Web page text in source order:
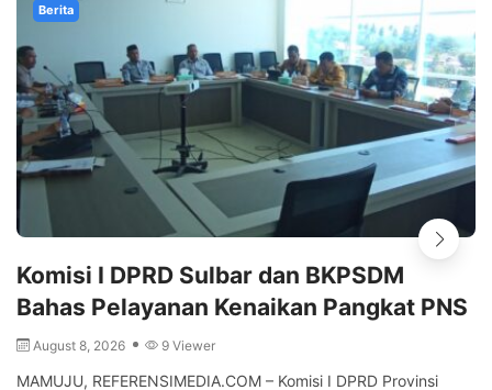
Berita
Komisi I DPRD Sulbar dan BKPSDM
Bahas Pelayanan Kenaikan Pangkat PNS
August 8, 2026 9 Viewer
MAMUJU, REFERENSIMEDIA.COM – Komisi I DPRD Provinsi